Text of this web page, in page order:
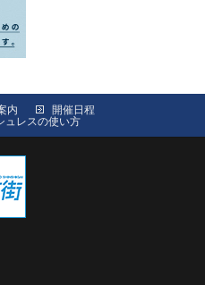
内
開催日程
ュレスの使い方